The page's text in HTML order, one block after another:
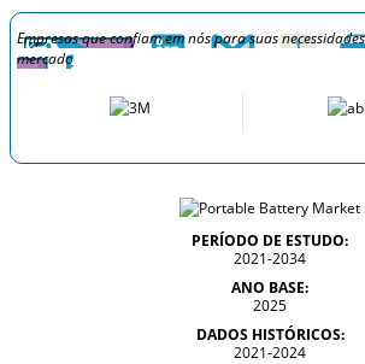
Empresas que confiam em nós para suas
mercado
PERÍODO DE ESTUDO:
2021-2034
ANO BASE:
2025
DADOS HISTÓRICOS:
2021-2024